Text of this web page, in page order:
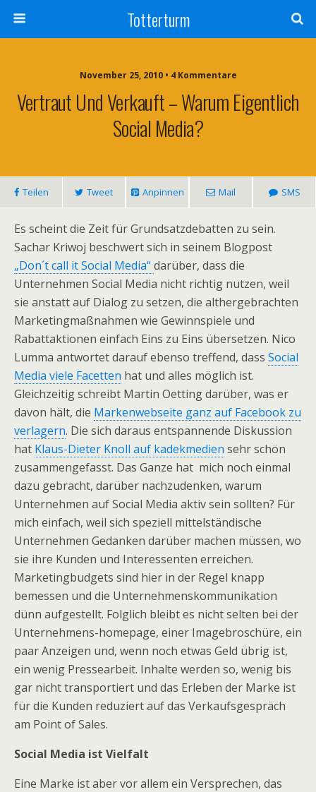
Totterturm
November 25, 2010 • 4 Kommentare
Vertraut Und Verkauft – Warum Eigentlich
Social Media?
Teilen Tweet Anpinnen Mail SMS
Es scheint die Zeit für Grundsatzdebatten zu sein.
Sachar Kriwoj beschwert sich in seinem Blogpost
„Don´t call it Social Media“darüber, dass die
Unternehmen Social Media nicht richtig nutzen, weil
sie anstatt auf Dialog zu setzen, die althergebrachten
Marketingmaßnahmen wie Gewinnspiele und
Rabattaktionen einfach Eins zu Eins übersetzen. Nico
Lumma antwortet darauf ebenso treffend, dass Social
Media viele Facetten hat und alles möglich ist.
Gleichzeitig schreibt Martin Oetting darüber, was er
davon hält, die Markenwebseite ganz auf Facebook zu
verlagern. Die sich daraus entspannende Diskussion
hat Klaus-Dieter Knoll auf kadekmedien sehr schön
zusammengefasst. Das Ganze hat mich noch einmal
dazu gebracht, darüber nachzudenken, warum
Unternehmen auf Social Media aktiv sein sollten? Für
mich einfach, weil sich speziell mittelständische
Unternehmen Gedanken darüber machen müssen, wo
sie ihre Kunden und Interessenten erreichen.
Marketingbudgets sind hier in der Regel knapp
bemessen und die Unternehmenskommunikation
dünn aufgestellt. Folglich bleibt es nicht selten bei der
Unternehmens-homepage, einer Imagebroschüre, ein
paar Anzeigen und, wenn noch etwas Geld übrig ist,
ein wenig Pressearbeit. Inhalte werden so, wenig bis
gar nicht transportiert und das Erleben der Marke ist
für die Kunden reduziert auf das Verkaufsgespräch
am Point of Sales.
Social Media ist Vielfalt
Eine Marke ist aber vor allem ein Versprechen, das